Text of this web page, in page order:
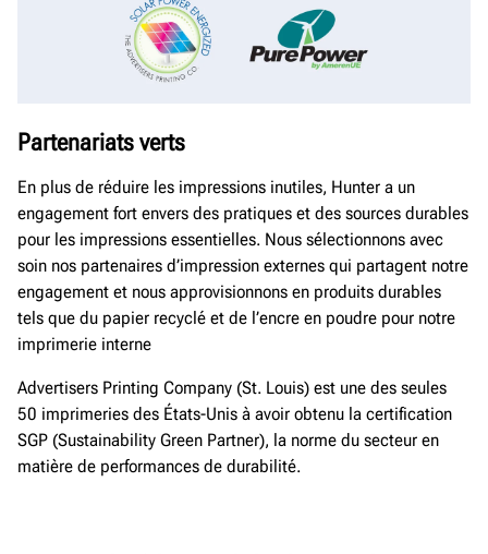
Partenariats verts
En plus de réduire les impressions inutiles, Hunter a un
engagement fort envers des pratiques et des sources durables
pour les impressions essentielles. Nous sélectionnons avec
soin nos partenaires d’impression externes qui partagent notre
engagement et nous approvisionnons en produits durables
tels que du papier recyclé et de l’encre en poudre pour notre
imprimerie interne
Advertisers Printing Company (St. Louis) est une des seules
50 imprimeries des États-Unis à avoir obtenu la certification
SGP (Sustainability Green Partner), la norme du secteur en
matière de performances de durabilité.